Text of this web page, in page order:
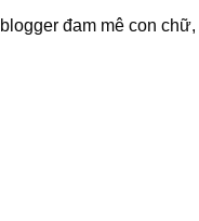
đam mê con